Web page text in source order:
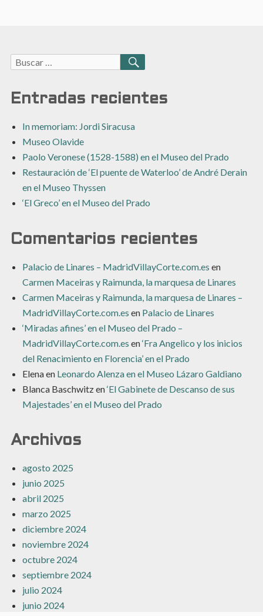
Buscar:
BUSCAR
Entradas recientes
In memoriam: Jordi Siracusa
Museo Olavide
Paolo Veronese (1528-1588) en el Museo del Prado
Restauración de ‘El puente de Waterloo’ de André Derain
en el Museo Thyssen
‘El Greco’ en el Museo del Prado
Comentarios recientes
Palacio de Linares – MadridVillayCorte.com.es en
Carmen Maceiras y Raimunda, la marquesa de Linares
Carmen Maceiras y Raimunda, la marquesa de Linares –
MadridVillayCorte.com.es en Palacio de Linares
‘Miradas afines’ en el Museo del Prado –
MadridVillayCorte.com.es en‘Fra Angelico y los inicios
del Renacimiento en Florencia’ en el Prado
Elenaen Leonardo Alenza en el Museo Lázaro Galdiano
Blanca Baschwitzen‘El Gabinete de Descanso de sus
Majestades’ en el Museo del Prado
Archivos
agosto 2025
junio 2025
abril 2025
marzo 2025
diciembre 2024
noviembre 2024
octubre 2024
septiembre 2024
julio 2024
junio 2024